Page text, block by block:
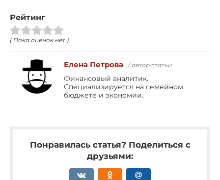
Рейтинг
( Пока оценок нет )
Елена Петрова / автор статьи
Финансовый аналитик.
Специализируется на семейном
бюджете и экономии.
Понравилась статья? Поделиться с
друзьями: